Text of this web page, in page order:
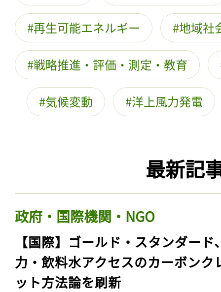
再生可能エネルギー 地域社
戦略推進・評価・測定・教育
気候変動 洋上風力発電
最新記
政府・国際機関・NGO
【国際】ゴールド・スタンダード
力・飲料水アクセスのカーボンク
ット方法論を刷新